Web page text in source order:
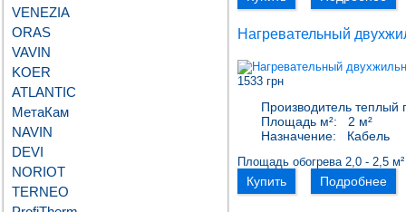
VENEZIA
ORAS
VAVIN
KOER
ATLANTIC
МетаКам
NAVIN
DEVI
NORIOT
TERNEO
Нагревательный
1533 грн
Производитель теплый
Площадь м²:
2 м²
Назначение:
Кабель
Площадь обогрева 2,0 - 2,5 м²
Купить Подробнее